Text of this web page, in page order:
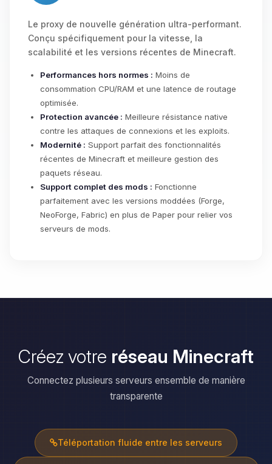
Le proxy de nouvelle génération ultra-performant.
Conçu spécifiquement pour la vitesse, la
scalabilité et les versions récentes de Minecraft.
Performances hors normes : Moins de
consommation CPU/RAM et une latence de routage
optimisée.
Protection avancée : Meilleure résistance native
contre les attaques de connexions et les exploits.
Modernité : Support parfait des fonctionnalités
récentes de Minecraft et meilleure gestion des
paquets réseau.
Support complet des mods : Fonctionne
parfaitement avec les versions moddées (Forge,
NeoForge, Fabric) en plus de Paper pour relier vos
serveurs de mods.
Créez votre réseau Minecraft
Connectez plusieurs serveurs ensemble de manière
transparente
Téléportation fluide entre les serveurs